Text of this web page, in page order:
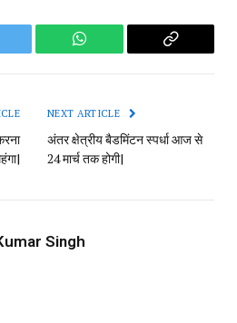
WhatsApp
Copy
NEXT ARTICLE
अंतर क्षेत्रीय बैडमिंटन स्पर्धा आज से
24 मार्च तक होगी|
Singh